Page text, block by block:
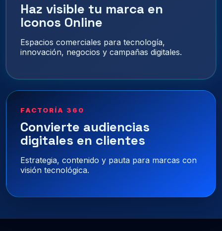
Haz visible tu marca en
Iconos Online
Espacios comerciales para tecnología,
innovación, negocios y campañas digitales.
FACTORÍA 360
Convierte audiencias
digitales en clientes
Estrategia, contenido y pauta para marcas con
visión tecnológica.